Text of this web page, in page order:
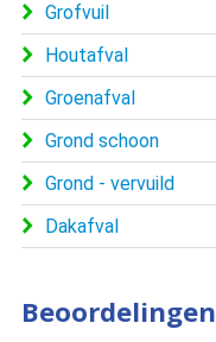
Grofvuil
Houtafval
Groenafval
Grond schoon
Grond - vervuild
Dakafval
Beoordelingen